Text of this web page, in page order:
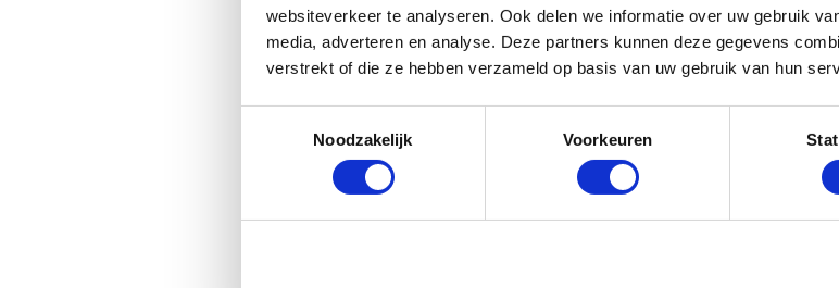
websiteverkeer te analyseren. Ook delen we informatie over uw gebruik
media, adverteren en analyse. Deze partners kunnen deze gegevens
verstrekt of die ze hebben verzameld op basis van uw gebruik van hun
Noodzakelijk
Voorkeuren
Onze belofte bij het huren van een